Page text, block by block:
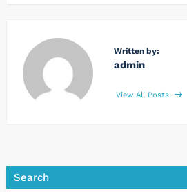
Written by:
admin
View All Posts
Search